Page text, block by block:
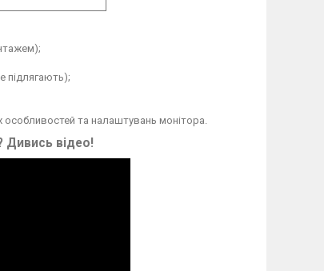
підлягають);
особливостей та налаштувань монітора.
Дивись відео!